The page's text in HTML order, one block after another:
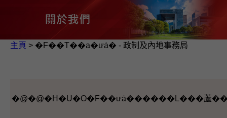
主頁 > �F��Τ��a�ưȧ� - 政制及內地事務局